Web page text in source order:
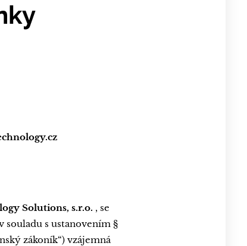
Solutions, s.r.o. , se
souladu s ustanovením §
zákoník“) vzájemná